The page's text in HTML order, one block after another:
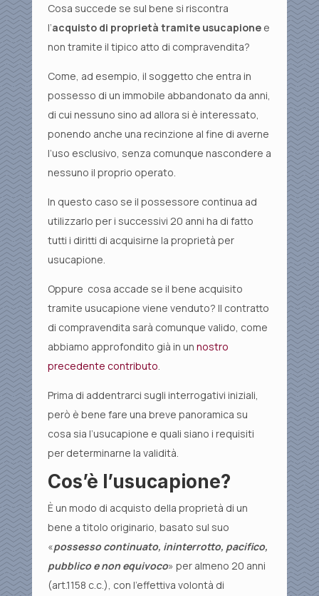
Cosa succede se sul bene si riscontra
l’acquisto di proprietà tramite usucapione e
non tramite il tipico atto di compravendita?
Come, ad esempio, il soggetto che entra in
possesso di un immobile abbandonato da anni,
di cui nessuno sino ad allora si è interessato,
ponendo anche una recinzione al fine di averne
l’uso esclusivo, senza comunque nascondere a
nessuno il proprio operato.
In questo caso se il possessore continua ad
utilizzarlo per i successivi 20 anni ha di fatto
tutti i diritti di acquisirne la proprietà per
usucapione.
Oppure cosa accade se il bene acquisito
tramite usucapione viene venduto? Il contratto
di compravendita sarà comunque valido, come
abbiamo approfondito già in un nostro
precedente contributo
Prima di addentrarci sugli interrogativi iniziali,
però è bene fare una breve panoramica su
cosa sia l’usucapione e quali siano i requisiti
per determinarne la validità.
Cos’è l’usucapione?
È un modo di acquisto della proprietà di un
bene a titolo originario, basato sul suo
«possesso continuato, ininterrotto, pacifico,
pubblico e non equivoco» per almeno 20 anni
(art.1158 c.c.), con l’effettiva volontà di